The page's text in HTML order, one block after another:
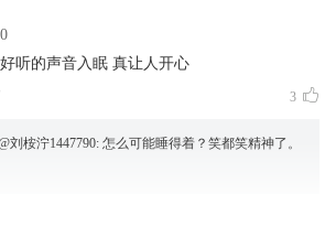
听的声音入眠 真让人开心
3
刘桉泞1447790: 怎么可能睡得着？笑都笑精神了。